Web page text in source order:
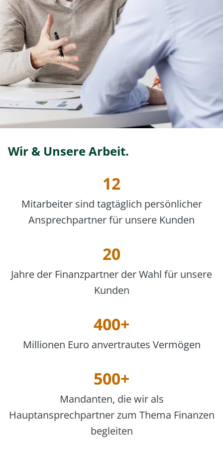
Wir & Unsere Arbeit.
12
Mitarbeiter sind tagtäglich persönlicher
Ansprechpartner für unsere Kunden
20
Jahre der Finanzpartner der Wahl für unsere
Kunden
400+
Millionen Euro anvertrautes Vermögen
500+
Mandanten, die wir als
Hauptansprechpartner zum Thema Finanzen
begleiten